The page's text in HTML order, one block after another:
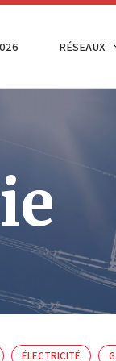
RÉSEAUX
ÉLECTRICITÉ